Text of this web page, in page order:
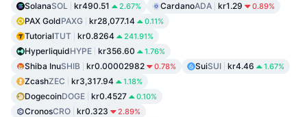
SolanaSOL kr490.51 2.67% CardanoADA kr1.29 0.89%
PAX GoldPAXG kr28,077.14 0.11%
TutorialTUT kr0.8264 241.91%
HyperliquidHYPE kr356.60 1.76%
Shiba InuSHIB kr0.00002982 0.78% SuiSUI kr4.46 1.67%
ZcashZEC kr3,317.94 1.18%
DogecoinDOGE kr0.4527 0.10%
CronosCRO kr0.323 2.89%